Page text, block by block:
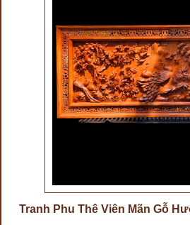
Tranh Phu Thê Viên Mãn Gỗ